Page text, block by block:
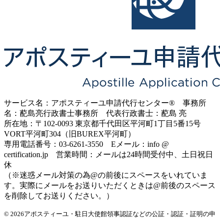
サービス名：アポスティーユ申請代行センター® 事務所
名：蓜島亮行政書士事務所 代表行政書士：蓜島 亮
所在地：〒102-0093 東京都千代田区平河町1丁目5番15号
VORT平河町304（旧BUREX平河町）
専用電話番号：03-6261-3550 Eメール：info @
certification.jp 営業時間：メールは24時間受付中、土日祝日
休
（※迷惑メール対策の為@の前後にスペースをいれていま
す。実際にメールをお送りいただくときは@前後のスペース
を削除してお送りください。）
© 2026アポスティーユ・駐日大使館領事認証などの公証・認証・証明の申